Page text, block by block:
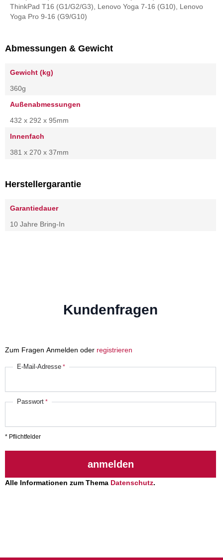
ThinkPad T16 (G1/G2/G3), Lenovo Yoga 7-16 (G10), Lenovo
Yoga Pro 9-16 (G9/G10)
Abmessungen & Gewicht
Gewicht (kg)
360g
Außenabmessungen
432 x 292 x 95mm
Innenfach
381 x 270 x 37mm
Herstellergarantie
Garantiedauer
10 Jahre Bring-In
Kundenfragen
Zum Fragen Anmelden oder registrieren
E-Mail-Adresse
Passwort
* Pflichtfelder
anmelden
Alle Informationen zum Thema Datenschutz.